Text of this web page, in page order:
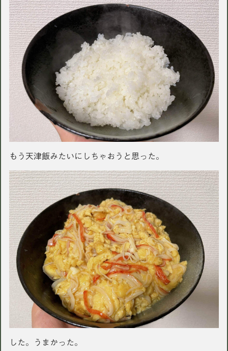
もう天津飯みたいにしちゃおうと思った。
した。うまかった。